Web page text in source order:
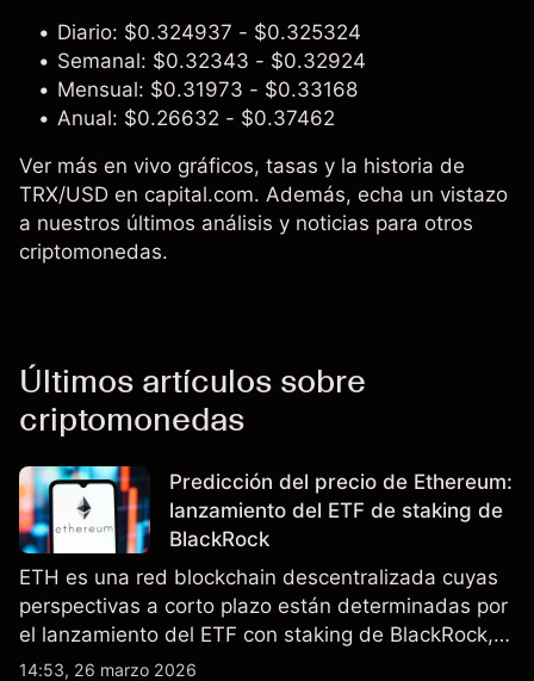
Diario: $0.324937 - $0.325324
Semanal: $0.32343 - $0.32924
Mensual: $0.31973 - $0.33168
Anual: $0.26632 - $0.37462
Ver más en vivo gráficos, tasas y la historia de
TRX/USD en capital.com. Además, echa un vistazo
a nuestros últimos análisis y noticias para otros
criptomonedas.
Últimos artículos sobre
criptomonedas
Predicción del precio de Ethereum:
lanzamiento del ETF de staking de
BlackRock
ETH es una red blockchain descentralizada cuyas
perspectivas a corto plazo están determinadas por
el lanzamiento del ETF con staking de BlackRock,
la actualización Pectra y las expectativas sobre las
14:53, 26 marzo 2026